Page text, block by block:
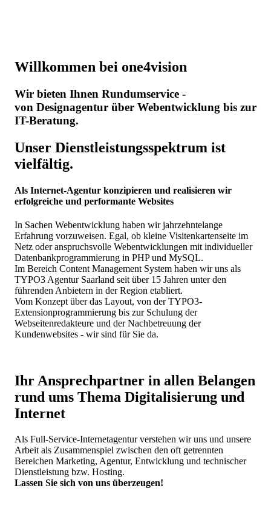
Willkommen bei one4vision
Wir bieten Ihnen Rundumservice -
von Designagentur über Webentwicklung bis zur
IT-Beratung.
Unser Dienstleistungsspektrum ist
vielfältig.
Als Internet-Agentur konzipieren und realisieren wir
erfolgreiche und performante Websites
In Sachen Webentwicklung haben wir jahrzehntelange
Erfahrung vorzuweisen. Egal, ob kleine Visitenkartenseite im
Netz oder anspruchsvolle Webentwicklungen mit individueller
Datenbankprogrammierung in PHP und MySQL.
Im Bereich Content Management System haben wir uns als
TYPO3 Agentur Saarland seit über 15 Jahren unter den
führenden Anbietern in der Region etabliert.
Vom Konzept über das Layout, von der TYPO3-
Extensionprogrammierung bis zur Schulung der
Webseitenredakteure und der Nachbetreuung der
Kundenwebsites - wir sind für Sie da.
Ihr Ansprechpartner in allen Belangen
rund ums Thema Digitalisierung und
Internet
Als Full-Service-Internetagentur verstehen wir uns und unsere
Arbeit als Zusammenspiel zwischen den oft getrennten
Bereichen Marketing, Agentur, Entwicklung und technischer
Dienstleistung bzw. Hosting.
Lassen Sie sich von uns überzeugen!